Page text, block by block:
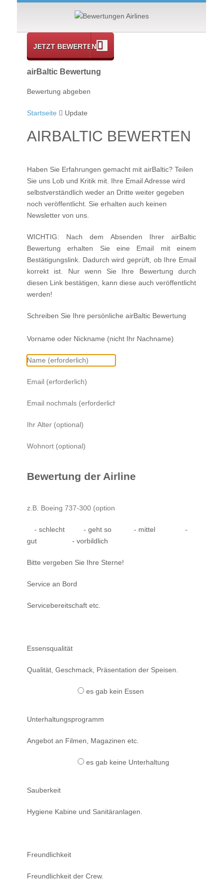
JETZT BEWERTEN
airBaltic Bewertung
Bewertung abgeben
Startseite Update
AIRBALTIC BEWERTEN
Haben Sie Erfahrungen gemacht mit airBaltic? Teilen
Sie uns Lob und Kritik mit. Ihre Email Adresse wird
selbstverständlich weder an Dritte weiter gegeben
noch veröffentlicht. Sie erhalten auch keinen
Newsletter von uns.
WICHTIG: Nach dem Absenden Ihrer airBaltic
Bewertung erhalten Sie eine Email mit einem
Bestätigungslink. Dadurch wird geprüft, ob Ihre Email
korrekt ist. Nur wenn Sie Ihre Bewertung durch
diesen Link bestätigen, kann diese auch veröffentlicht
werden!
Schreiben Sie Ihre persönliche airBaltic Bewertung
Vorname oder Nickname (nicht Ihr Nachname)
Bewertung der Airline
- schlecht - geht so - mittel
-
gut
- vorbildlich
Bitte vergeben Sie Ihre Sterne!
Service an Bord
Servicebereitschaft etc.
Essensqualität
Qualität, Geschmack, Präsentation der Speisen.
es gab kein Essen
Unterhaltungsprogramm
Angebot an Filmen, Magazinen etc.
es gab keine Unterhaltung
Sauberkeit
Hygiene Kabine und Sanitäranlagen.
Freundlichkeit
Freundlichkeit der Crew.